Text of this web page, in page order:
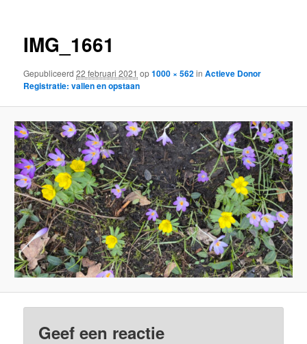
IMG_1661
Gepubliceerd22 februari 2021 op1000 × 562inActieve Donor
Registratie: vallen en opstaan
Geef een reactie